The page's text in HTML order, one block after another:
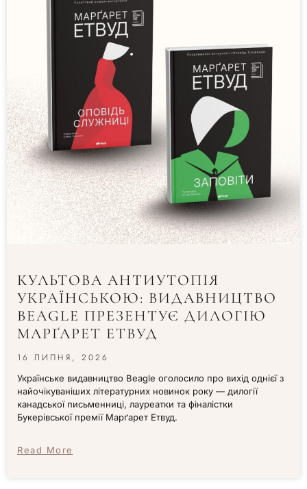
КУЛЬТОВА АНТИУТОПІЯ
УКРАЇНСЬКОЮ: ВИДАВНИЦТВО
BEAGLE ПРЕЗЕНТУЄ ДИЛОГІЮ
МАРҐАРЕТ ЕТВУД
16 ЛИПНЯ, 2026
Українське видавництво Beagle оголосило про вихід однієї з
найочікуваніших літературних новинок року — дилогії
канадської письменниці, лауреатки та фіналістки
Букерівської премії Марґарет Етвуд.
Read More